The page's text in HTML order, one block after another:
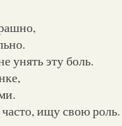
унять эту боль.
ищу свою роль.